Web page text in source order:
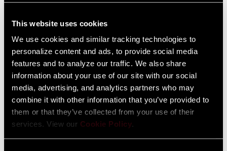
This website uses cookies
We use cookies and similar tracking technologies to
personalize content and ads, to provide social media
features and to analyze our traffic. We also share
information about your use of our site with our social
media, advertising, and analytics partners who may
combine it with other information that you’ve provided to
them or that they’ve collected from your use of their
services. View our Cookie Policy.
Safety Instructions for Disc and Hydro
Brakes EEU
Sprache: Ελληνικά, Română, Język polski,
English, Dansk, Český Jazyk
116 KB